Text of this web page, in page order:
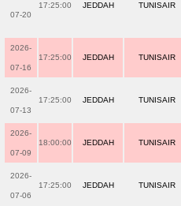
07-20
17:25:00 JEDDAH TUNISAIR
2026-
07-16
17:25:00 JEDDAH TUNISAIR
2026-
07-13
17:25:00 JEDDAH TUNISAIR
2026-
07-09
18:00:00 JEDDAH TUNISAIR
2026-
07-06
17:25:00 JEDDAH TUNISAIR